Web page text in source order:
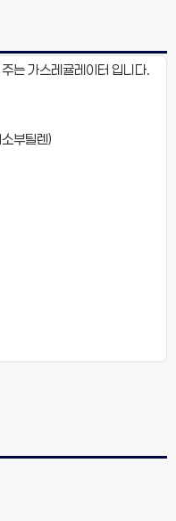
는 가스레귤레이터 입니다.
부틸렌)